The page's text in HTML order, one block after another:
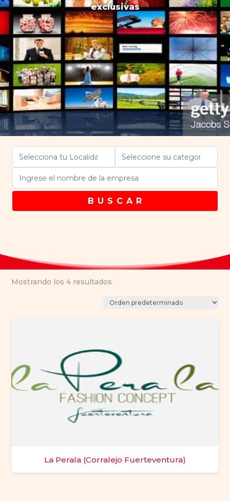
exclusivas
B U S C A R
Mostrando los 4 resultados
La Perala (Corralejo Fuerteventura)